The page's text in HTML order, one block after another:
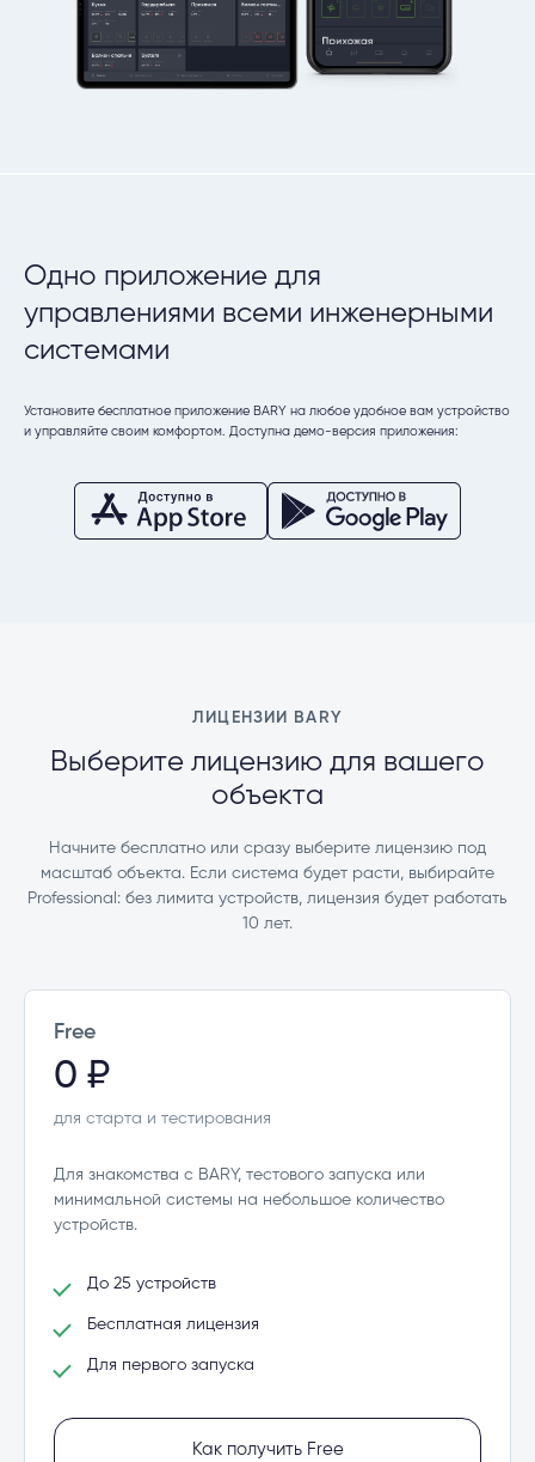
Одно приложение для
управлениями всеми инженерными
системами
Установите бесплатное приложение BARY на любое удобное вам устройство
и управляйте своим комфортом. Доступна демо-версия приложения:
ЛИЦЕНЗИИ BARY
Выберите лицензию для вашего
объекта
Начните бесплатно или сразу выберите лицензию под
масштаб объекта. Если система будет расти, выбирайте
Professional: без лимита устройств, лицензия будет работать
10 лет.
Free
0 ₽
для старта и тестирования
Для знакомства с BARY, тестового запуска или
минимальной системы на небольшое количество
устройств.
До 25 устройств
Бесплатная лицензия
Для первого запуска
Как получить Free